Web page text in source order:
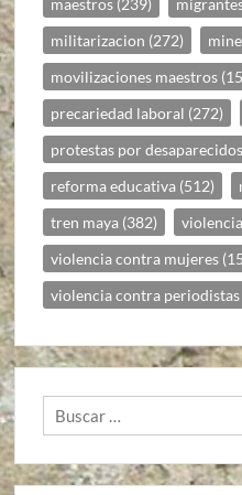
maestros (239)
militarizacion (272)
movilizaciones maestros
precariedad laboral (272)
protestas por desaparecidos
reforma educativa (512)
tren maya (382)
violencia contra mujeres
violencia contra periodistas